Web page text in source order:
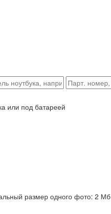
или под батареей
размер одного фото: 2 Мб